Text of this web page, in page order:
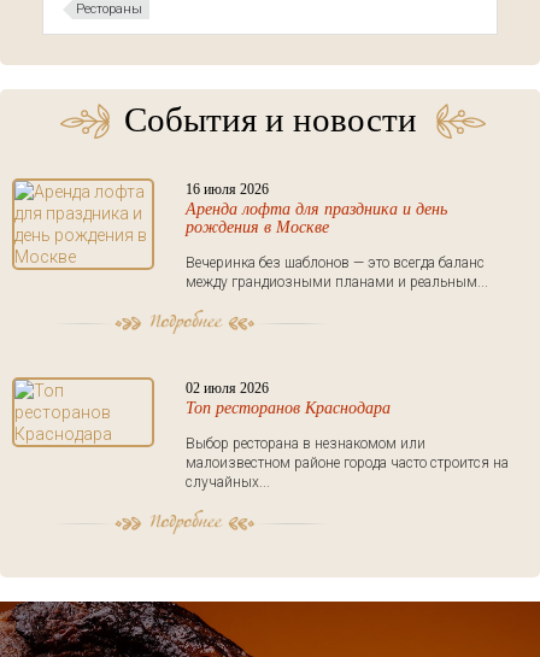
Рестораны
События и новости
16 июля 2026
Аренда лофта для праздника и день
рождения в Москве
Вечеринка без шаблонов — это всегда баланс
между грандиозными планами и реальным...
02 июля 2026
Топ ресторанов Краснодара
Выбор ресторана в незнакомом или
малоизвестном районе города часто строится на
случайных...